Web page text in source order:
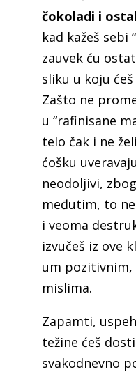
čokoladi i
kad kažeš sebi
zauvek ću
sliku u koju
Zašto ne
u “rafinisane
telo čak i ne
ćošku
neodoljivi,
međutim, to
i veoma
izvučeš iz ove
um pozitivnim,
mislima.
Zapamti,
težine ćeš
svakodnevno